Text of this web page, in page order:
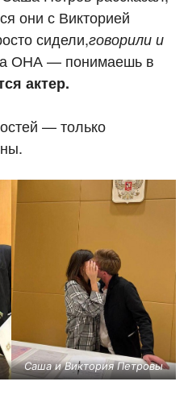
они с Викторией
сидели,говорили и
ОНА — понимаешь в
актер.
— только
Саша и Виктория Петровы